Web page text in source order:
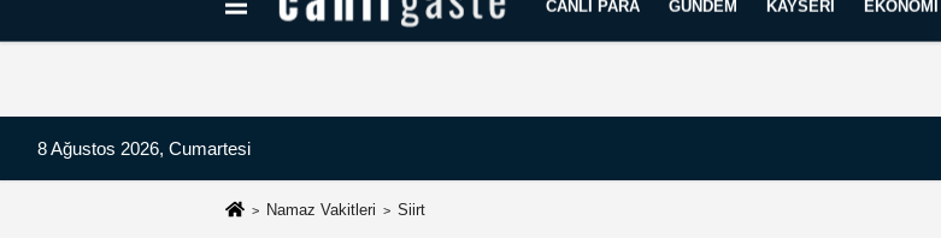
Kayseri Haberleri Can Radyo Dinle
CANLI PARA GÜNDEM KAYSERI EKONOMI
8 Ağustos 2026, Cumartesi
Namaz Vakitleri Siirt